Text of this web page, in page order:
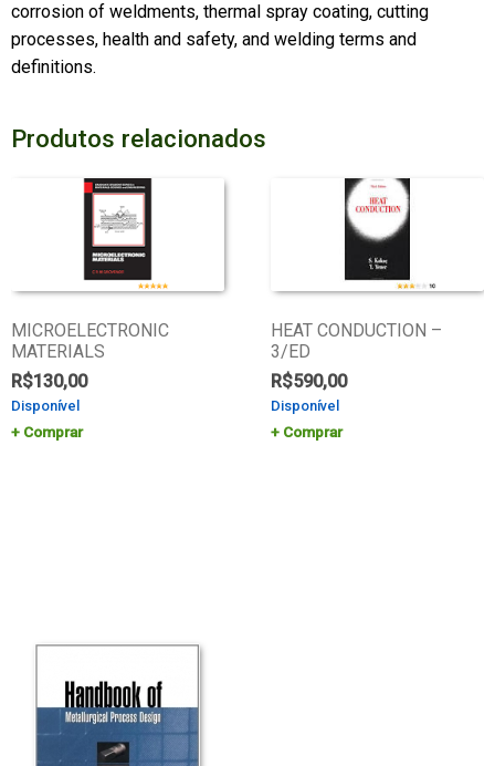
corrosion of weldments, thermal spray coating, cutting
processes, health and safety, and welding terms and
definitions.
Produtos relacionados
MICROELECTRONIC
MATERIALS
R$130,00
Disponível
Comprar
HEAT CONDUCTION –
3/ED
R$590,00
Disponível
Comprar